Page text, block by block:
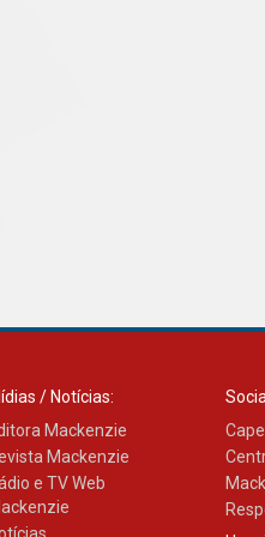
/ Notícias:
Mackenzie
Mackenzie
e TV Web